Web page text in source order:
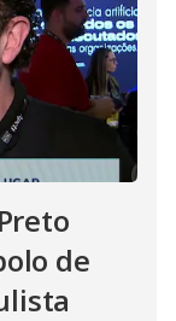
de